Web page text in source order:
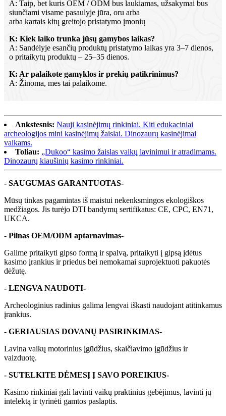
A: Taip, bet kuris OEM / ODM bus laukiamas, užsakymai bus
siunčiami visame pasaulyje jūra, oru arba
arba kartais kitų greitojo pristatymo įmonių
K: Kiek laiko trunka jūsų gamybos laikas?
A: Sandėlyje esančių produktų pristatymo laikas yra 3–7 dienos,
o pritaikytų produktų – 25–35 dienos.
K: Ar palaikote gamyklos ir prekių patikrinimus?
A: Žinoma, mes tai palaikome.
Ankstesnis: Nauji kasinėjimų rinkiniai. Kiti edukaciniai
archeologijos mini kasinėjimų žaislai. Dinozaurų kasinėjimai
vaikams.
Toliau: „Dukoo“ kasimo žaislas vaikų lavinimui ir atradimams.
Dinozaurų kiaušinių kasimo rinkiniai.
- SAUGUMAS GARANTUOTAS-
Mūsų tinkas pagamintas iš maistui nekenksmingos ekologiškos
medžiagos. Jis turėjo DTI bandymų sertifikatus: CE, CPC, EN71,
UKCA.
- Pilnas OEM/ODM aptarnavimas-
Galime pritaikyti gipso formą ir spalvą, pritaikyti į gipsą įdėtus
kasimo įrankius ir priedus bei nemokamai suprojektuoti pakuotės
dėžutę.
- LENGVA NAUDOTI-
Archeologinius radinius galima lengvai iškasti naudojant atitinkamus
įrankius.
- GERIAUSIAS DOVANŲ PASIRINKIMAS-
Lavina vaikų motorinius įgūdžius, skaičiavimo įgūdžius ir
vaizduotę.
- SUTELKITE DĖMESĮ Į SAVO POREIKIUS-
Kasimo rinkiniai gali lavinti vaikų praktinius gebėjimus, lavinti jų
intelektą ir tyrinėti gamtos paslaptis.